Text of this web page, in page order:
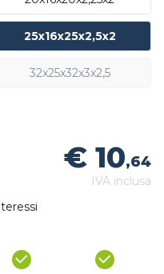
25x16x25x2,5x2
32x25x32x3x2,5
€ 10,64
IVA inclusa